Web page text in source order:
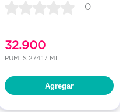
0
32.900
PUM: $ 274.17 ML
Agregar